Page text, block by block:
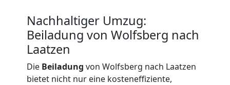
Nachhaltiger Umzug:
Beiladung von Wolfsberg nach
Laatzen
Die Beiladung von Wolfsberg nach Laatzen
bietet nicht nur eine kosteneffiziente,
LKW